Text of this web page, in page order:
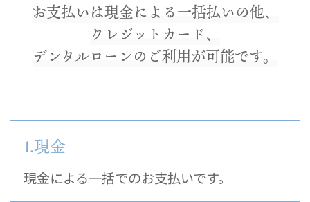
お支払いは現金による一括払いの他、
クレジットカード、
デンタルローンのご利用が可能です。
1.現金
現金による一括でのお支払いです。